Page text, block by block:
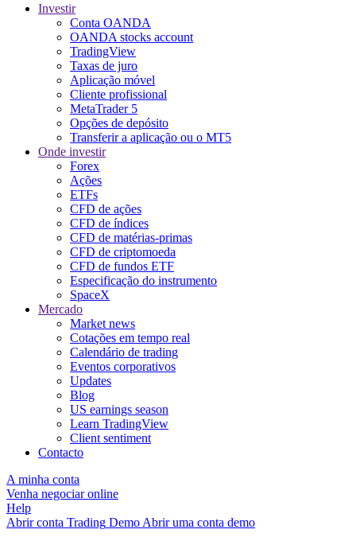
Investir
Conta OANDA
OANDA stocks account
TradingView
Taxas de juro
Aplicação móvel
Cliente profissional
MetaTrader 5
Opções de depósito
Transferir a aplicação ou o MT5
Onde investir
Forex
Ações
ETFs
CFD de ações
CFD de índices
CFD de matérias-primas
CFD de criptomoeda
CFD de fundos ETF
Especificação do instrumento
SpaceX
Mercado
Market news
Cotações em tempo real
Calendário de trading
Eventos corporativos
Updates
Blog
US earnings season
Learn TradingView
Client sentiment
Contacto
A minha conta
Venha negociar online
Help
Abrir conta Trading Demo Abrir uma conta demo